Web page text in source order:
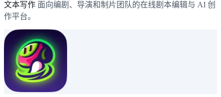
文本写作 面向编剧、导演和制片团队的在线剧本编辑与 AI 创
作平台。